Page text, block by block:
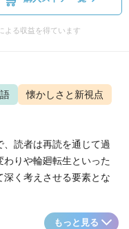
よる収益を得ています
懐かしさと新視点
読者は再読を通じて過
りや輪廻転生といった
く考えさせる要素とな
もっと見る